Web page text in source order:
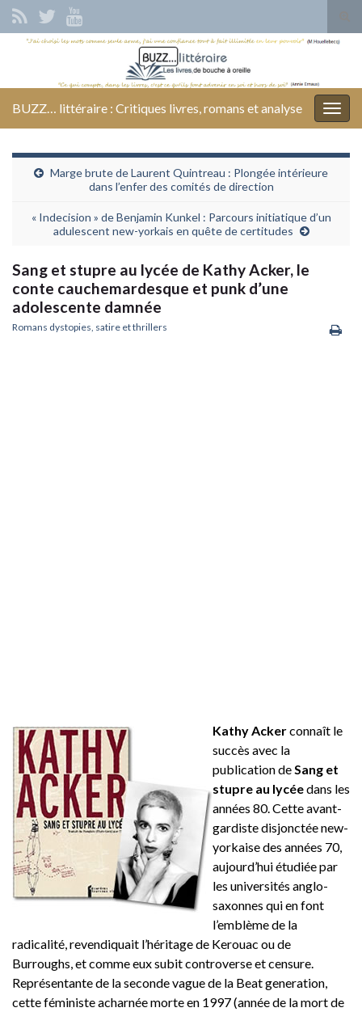
Search for:
BUZZ… littéraire : Critiques livres, romans et analyse
Marge brute de Laurent Quintreau : Plongée intérieure
dans l’enfer des comités de direction
« Indecision » de Benjamin Kunkel : Parcours initiatique d’un
adulescent new-yorkais en quête de certitudes
Sang et stupre au lycée de Kathy Acker, le
conte cauchemardesque et punk d’une
adolescente damnée
Romans dystopies, satire et thrillers
Kathy Ackerconnaît le
succès avec la
publication de Sang et
stupre au lycéedans les
années 80. Cette avant-
gardiste disjonctée new-
yorkaise des années 70,
aujourd’hui étudiée par
les universités anglo-
saxonnes qui en font
l’emblème de la
radicalité, revendiquait l’héritage de Kerouac ou de
Burroughs, et comme eux subit controverse et censure.
Représentante de la seconde vague de la Beat generation,
cette féministe acharnée morte en 1997 (année de la mort de